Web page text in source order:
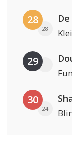
28
28
29
30
24